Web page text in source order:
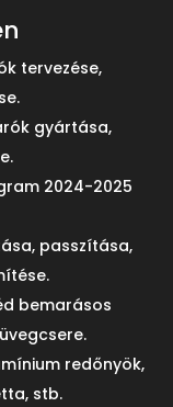
tervezése,
gyártása,
2024-2025
passzítása,
bemarásos
redőnyök,
stb.